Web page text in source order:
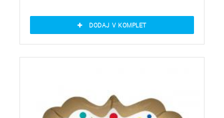
DODAJ V KOMPLET